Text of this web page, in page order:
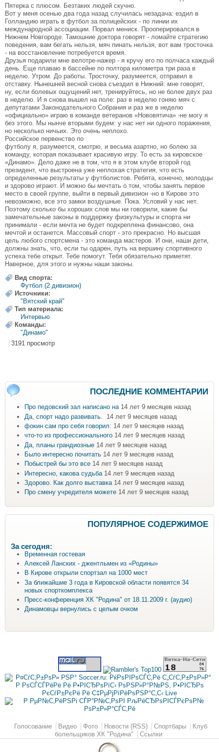
Пятерка с плюсом. Безтаких людей скучно.
Вот у меня осенью два года назад случилась незадача: ездил в
Голландию играть в футбол за полицейских - по линии их
международной ассоциации. Порвал мениск. Прооперировался в
Нижнем Новгороде. Тамошние доктора говорят - ломайте стратегию
поведения, вам бегать нельзя, мяч пинать нельзя, вот вам тросточка
- на восстановление потребуется время.
Друзья подарили мне велотре-нажер - я кручу его по полчаса каждый
день. Еще плаваю в бассейне по полтора километра три раза в
неделю. Утром. До работы. Тросточку, разумеется, отправил в
отставку. Нынешней весной снова съездил в Нижний: мне говорят,
ну, если болевых ощущений нет, тренируйтесь, но не более двух раз
в неделю. И я снова вышел на поле: раз в неделю гоняю мяч с
депутатами Законодательного Собрания и раз же в неделю
«официально» играю в команде ветеранов «Нововятича» -не могу я
без этого. Мы нынче вторыми будем: у нас нет ни одного поражения,
но несколько ничьих. Это очень неплохо.
Российское первенство по
футболу я, разумеется, смотрю, и весьма азартно, но болею за
команду, которая показывает красивую игру. То есть за кировское
«Динамо». Дело даже не в том, что я в этом клубе второй год
президент, что выстроена уже неплохая стратегия, что есть
определенные результаты у футболистов. Ребята, конечно, молодцы
и здорово играют. И можно бы мечтать о том, чтобы занять первое
место в своей группе, выйти в первый дивизион -но в Кирове это
невозможно, все это замки воздушные. Пока. Условий у нас нет.
Поэтому сколько бы хороших слов мы ни говорили, какие бы
замечательные законы в поддержку физкультуры и спорта ни
принимали - если мечта не будет подкреплена финансово, она
мечтой и останется. Массовый спорт - это прекрасно. Но высшая
цель любого спортсмена - это команда мастеров. И они, наши дети,
должны знать, что, если ты одарен, путь на вершину спортивного
успеха тебе открыт. Тебе помогут. Тебя обязательно приметят.
Наверное, для этого и нужны наши законы.
Вид спорта:
Футбол (2 дивизион)
Источники:
"Вятский край"
Тип материала:
Интервью
Команды:
"Динамо"
3191 просмотр
ПОСЛЕДНИЕ КОММЕНТАРИИ
Про педовский зал написано на 14 лет 9 месяцев назад
Да, спорт надо развивать.
14 лет 9 месяцев назад
фокин сам про себя говорил: 14 лет 9 месяцев назад
что-то из профессионального 14 лет 9 месяцев назад
Да, планы грандиозные 14 лет 9 месяцев назад
Было интересно почитать 14 лет 9 месяцев назад
Побыстрей бы это все 14 лет 9 месяцев назад
Интересно, какова судьба 14 лет 9 месяцев назад
Здорово. Как долго выставка 14 лет 9 месяцев назад
Про смену учредителя можете 14 лет 9 месяцев назад
ПОПУЛЯРНОЕ СОДЕРЖИМОЕ
За сегодня:
Временная гостевая
Алексей Ланских - джентльмен из «Родины»
В Кирове открыли спортзал на 1000 мест
За ближайшие 3 года в Кировской области появятся 34
новых спорткомплекса
Пресс-конференция ХК "Родина" от 18.11.2009 г. (аудио)
Динамовцы вернулись с целым очком
Главное меню
Голосование Видео Фото Новости (RSS) Спортбары
Клуб
болельщиков ХК "Родина"
Ссылки